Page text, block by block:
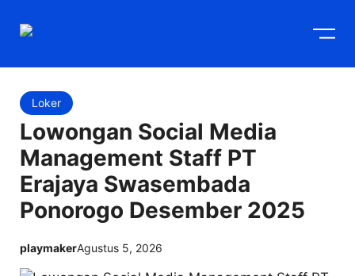
Loker
Lowongan Social Media
Management Staff PT
Erajaya Swasembada
Ponorogo Desember 2025
playmakerAgustus 5, 2026